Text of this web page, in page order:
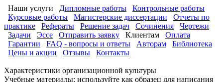
Наши услуги Дипломные работы
Контрольные работы
Курсовые работы
Магистерские диссертации
Отчеты по
практике
Рефераты Решение задач Сочинения
Чертежи
Задачи
Эссе Отправить заявку Клиентам
Оплата
Гарантии
FAQ - вопросы и ответы Авторам
Библиотека
Цены и акции
Отзывы Контакты
Характеристики организационной культуры
Учебные материалы: используйте как образец для написания